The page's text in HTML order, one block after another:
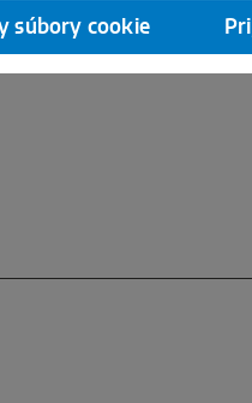
súbory cookie